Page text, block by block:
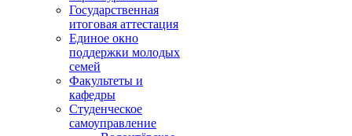
Государственная
итоговая аттестация
Единое окно
поддержки молодых
семей
Факультеты и
кафедры
Студенческое
самоуправление